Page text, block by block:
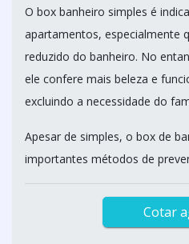
O box banheiro simples é
apartamentos, especialmente
reduzido do banheiro. No
ele confere mais beleza e
excluindo a necessidade do
Apesar de simples, o box de
importantes métodos de
Cotar